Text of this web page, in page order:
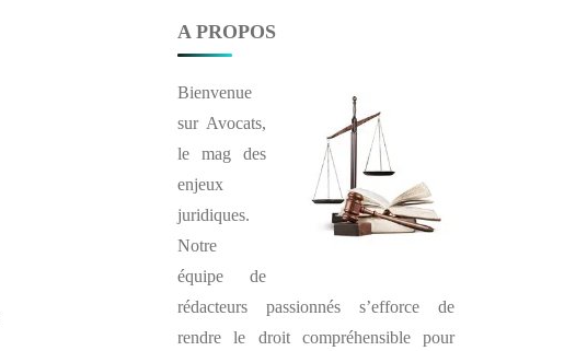
A PROPOS
Bienvenue
sur Avocats,
le mag des
enjeux
juridiques.
Notre
équipe de
rédacteurs passionnés s’efforce de
rendre le droit compréhensible pour